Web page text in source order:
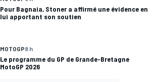
Pour Bagnaia, Stoner a affirmé une évidence en
lui apportant son soutien
MOTOGP8 h
Le programme du GP de Grande-Bretagne
MotoGP 2026